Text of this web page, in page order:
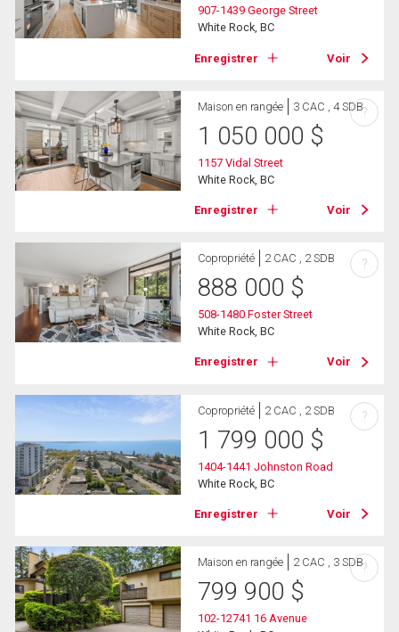
907-1439 George Street
White Rock, BC
Enregistrer Voir
Maison en rangée 3 CAC , 4 SDB
1 050 000 $
1157 Vidal Street
White Rock, BC
Enregistrer Voir
?
Copropriété 2 CAC , 2 SDB
888 000 $
508-1480 Foster Street
White Rock, BC
Enregistrer Voir
?
Copropriété 2 CAC , 2 SDB
1 799 000 $
1404-1441 Johnston Road
White Rock, BC
Enregistrer Voir
?
Maison en rangée 2 CAC , 3 SDB
799 900 $
102-12741 16 Avenue
?